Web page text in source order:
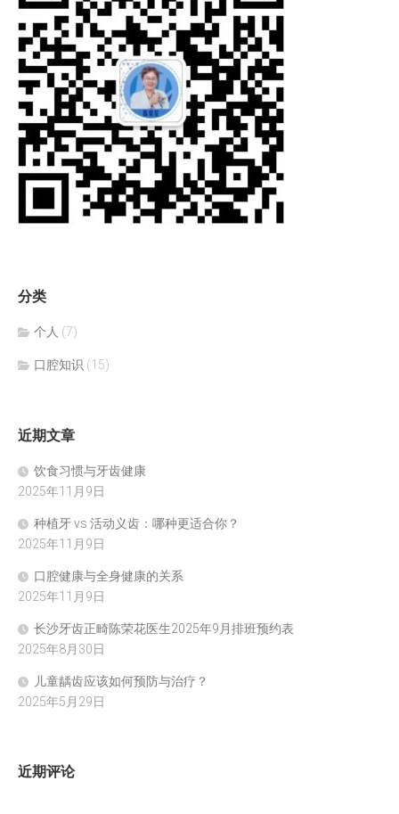
分类
个人 (7)
口腔知识 (15)
近期文章
饮食习惯与牙齿健康
2025年11月9日
种植牙 vs 活动义齿：哪种更适合你？
2025年11月9日
口腔健康与全身健康的关系
2025年11月9日
长沙牙齿正畸陈荣花医生2025年9月排班预约表
2025年8月30日
儿童龋齿应该如何预防与治疗？
2025年5月29日
近期评论